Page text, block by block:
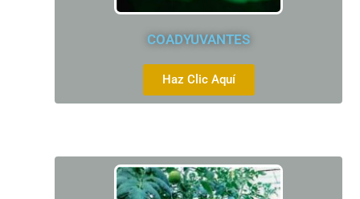
COADYUVANTES
Haz Clic Aquí